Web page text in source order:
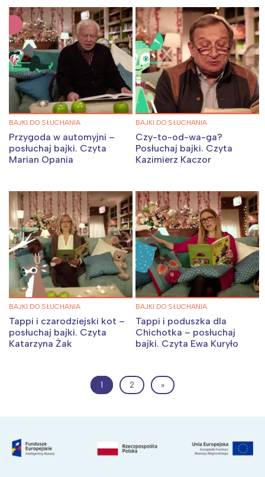
BAJKI DO SŁUCHANIA
Przygoda w automyjni –
posłuchaj bajki. Czyta
Marian Opania
BAJKI DO SŁUCHANIA
Czy-to-od-wa-ga?
Posłuchaj bajki. Czyta
Kazimierz Kaczor
BAJKI DO SŁUCHANIA
Tappi i czarodziejski kot –
posłuchaj bajki. Czyta
Katarzyna Żak
BAJKI DO SŁUCHANIA
Tappi i poduszka dla
Chichotka – posłuchaj
bajki. Czyta Ewa Kuryło
1 2 »